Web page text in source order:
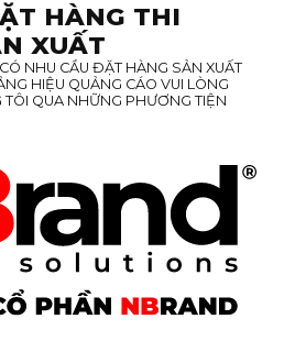
HÀNG THI
XUẤT
NHU CẦU ĐẶT HÀNG SẢN XUẤT
HIỆU QUẢNG CÁO VUI LÒNG
TÔI QUA NHỮNG PHƯƠNG TIỆN